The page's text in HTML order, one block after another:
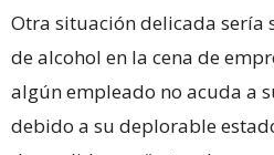
Otra situación delicada sería
de alcohol en la cena de
algún empleado no acuda a
debido a su deplorable